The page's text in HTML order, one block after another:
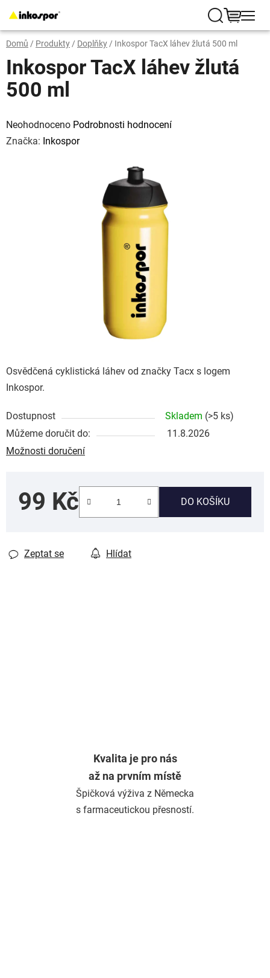
na
obsah
Hledat
KOŠÍK
Domů / Produkty/ Doplňky/ Inkospor TacX láhev žlutá 500 ml
Osvědčená cyklistická láhev od značky Tacx s logem
Inkospor.
Dostupnost Skladem (>5 ks)
Můžeme doručit do:
11.8.2026
Možnosti doručení
99 Kč DO KOŠÍKU
Zeptat se Hlídat
Inkospor TacX láhev žlutá
500 ml
hodnocení
produktu
je
0,0
Neohodnoceno Podrobnosti hodnocení
Značka: Inkospor
Kvalita je pro nás
až na prvním místě
Špičková výživa z Německa
s farmaceutickou přesností.